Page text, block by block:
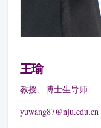
王瑜
教授、博士生导师
yuwang87@nju.edu.cn